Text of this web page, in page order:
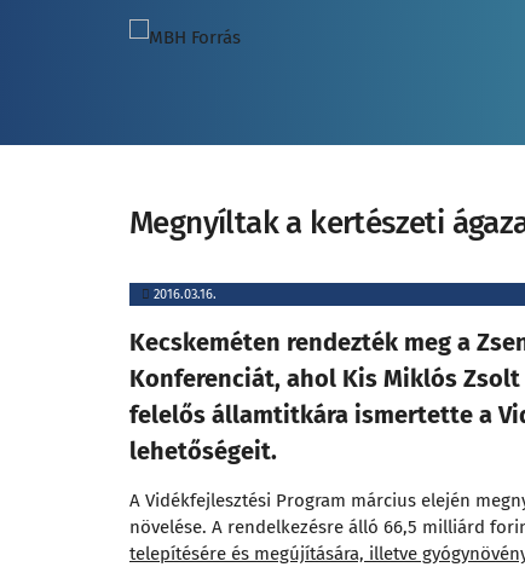
Megnyíltak a kertészeti
2016.03.16.
Kecskeméten rendezték meg a
Konferenciát, ahol Kis Miklós
felelős államtitkára ismertette a
lehetőségeit.
A Vidékfejlesztési Program március elején
növelése. A rendelkezésre álló 66,5 milliárd
telepítésére és megújítására, illetve